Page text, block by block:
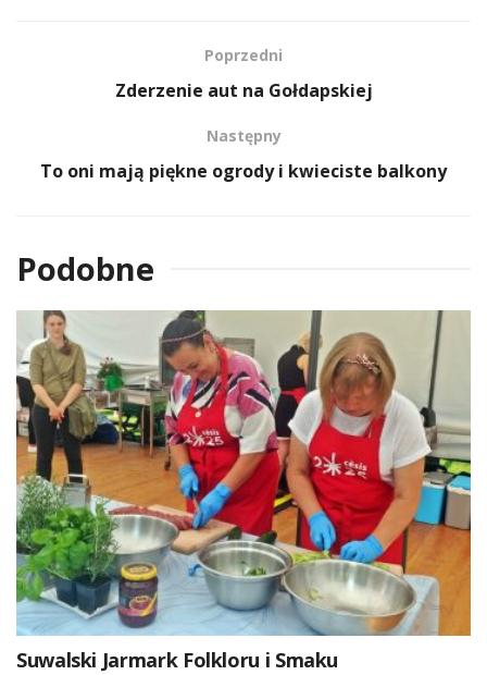
Poprzedni
Zderzenie aut na Gołdapskiej
Następny
To oni mają piękne ogrody i kwieciste balkony
Podobne
Suwalski Jarmark Folkloru i Smaku